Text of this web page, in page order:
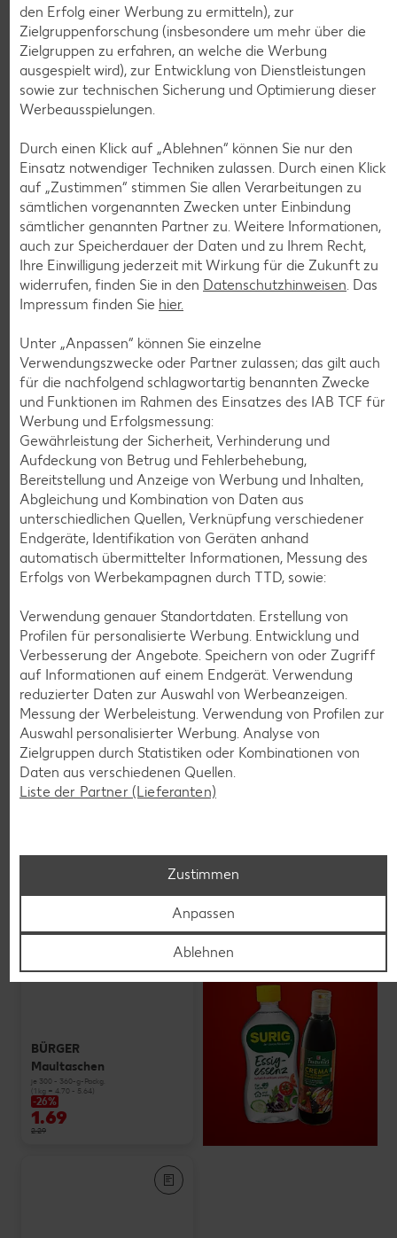
Tiefkühlkost
Gültig vom 06.08. bis 12.08.
KNÜLLER
.
je 6 - 12 St. = 398 - 560-ml-Packg.
(1 l = 5.34 - 7.52)
2.99
K-CLASSIC
Maxx XXL
2.99
K-PLANT BASED
Veganes Eis
je 500-ml-Becher
(1 l = 5.58)
nur
2.79
Weitere Angebote anzeigen
Feinkost, Konserven
Gültig vom 06.08. bis 12.08.
BÜRGER
Maultaschen
je 300 - 360-g-Packg.
(1 kg = 4.70 - 5.64)
-26%
1.69
2.29
den Erfolg einer Werbung zu ermitteln), zur
Zielgruppenforschung (insbesondere um mehr über die
Zielgruppen zu erfahren, an welche die Werbung
ausgespielt wird), zur Entwicklung von Dienstleistungen
sowie zur technischen Sicherung und Optimierung dieser
Werbeausspielungen.
Durch einen Klick auf „Ablehnen“ können Sie nur den
Einsatz notwendiger Techniken zulassen. Durch einen Klick
auf „Zustimmen“ stimmen Sie allen Verarbeitungen zu
sämtlichen vorgenannten Zwecken unter Einbindung
sämtlicher genannten Partner zu. Weitere Informationen,
auch zur Speicherdauer der Daten und zu Ihrem Recht,
Ihre Einwilligung jederzeit mit Wirkung für die Zukunft zu
widerrufen, finden Sie in den Datenschutzhinweisen. Das
Impressum finden Sie hier.
Unter „Anpassen“ können Sie einzelne
Verwendungszwecke oder Partner zulassen; das gilt auch
für die nachfolgend schlagwortartig benannten Zwecke
und Funktionen im Rahmen des Einsatzes des IAB TCF für
Werbung und Erfolgsmessung:
Gewährleistung der Sicherheit, Verhinderung und
Aufdeckung von Betrug und Fehlerbehebung,
Bereitstellung und Anzeige von Werbung und Inhalten,
Abgleichung und Kombination von Daten aus
unterschiedlichen Quellen, Verknüpfung verschiedener
Endgeräte, Identifikation von Geräten anhand
automatisch übermittelter Informationen, Messung des
Erfolgs von Werbekampagnen durch TTD, sowie:
Verwendung genauer Standortdaten. Erstellung von
Profilen für personalisierte Werbung. Entwicklung und
Verbesserung der Angebote. Speichern von oder Zugriff
auf Informationen auf einem Endgerät. Verwendung
reduzierter Daten zur Auswahl von Werbeanzeigen.
Messung der Werbeleistung. Verwendung von Profilen zur
Auswahl personalisierter Werbung. Analyse von
Zielgruppen durch Statistiken oder Kombinationen von
Daten aus verschiedenen Quellen.
Liste der Partner (Lieferanten)
Zustimmen
Anpassen
Ablehnen